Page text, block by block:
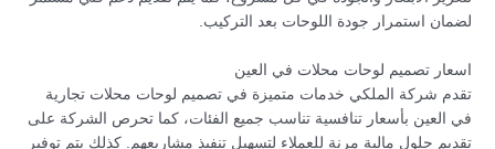
لضمان استمرار جودة اللوحات بعد التركيب.
اسعار تصميم لوحات محلات في العين
تقدم شركة الملكي خدمات متميزة في تصميم لوحات محلات تجارية
في العين بأسعار تنافسية تناسب جميع الفئات، كما تحرص الشركة على
تقديم حلول مالية مرنة للعملاء لتسهيل تنفيذ مشاريعهم. كذلك يتم توفير